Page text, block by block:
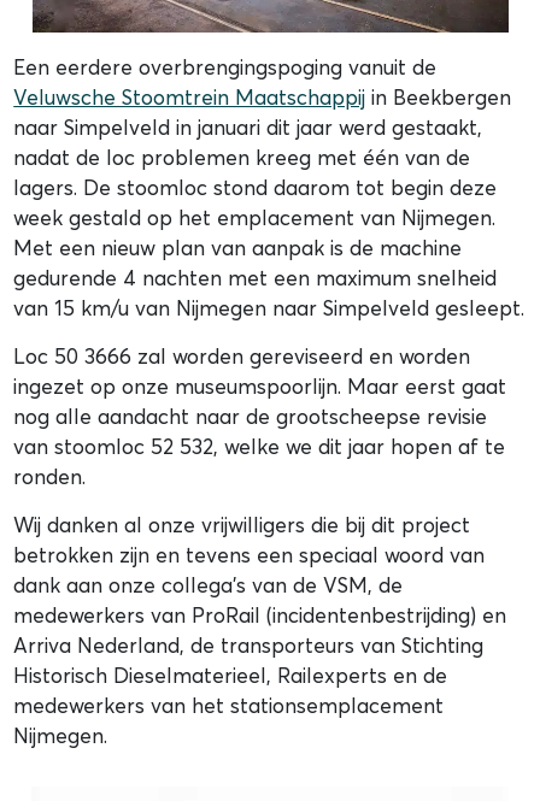
Een eerdere overbrengingspoging vanuit de
Veluwsche Stoomtrein Maatschappij in Beekbergen
naar Simpelveld in januari dit jaar werd gestaakt,
nadat de loc problemen kreeg met één van de
lagers. De stoomloc stond daarom tot begin deze
week gestald op het emplacement van Nijmegen.
Met een nieuw plan van aanpak is de machine
gedurende 4 nachten met een maximum snelheid
van 15 km/u van Nijmegen naar Simpelveld gesleept.
Loc 50 3666 zal worden gereviseerd en worden
ingezet op onze museumspoorlijn. Maar eerst gaat
nog alle aandacht naar de grootscheepse revisie
van stoomloc 52 532, welke we dit jaar hopen af te
ronden.
Wij danken al onze vrijwilligers die bij dit project
betrokken zijn en tevens een speciaal woord van
dank aan onze collega’s van de VSM, de
medewerkers van ProRail (incidentenbestrijding) en
Arriva Nederland, de transporteurs van Stichting
Historisch Dieselmaterieel, Railexperts en de
medewerkers van het stationsemplacement
Nijmegen.